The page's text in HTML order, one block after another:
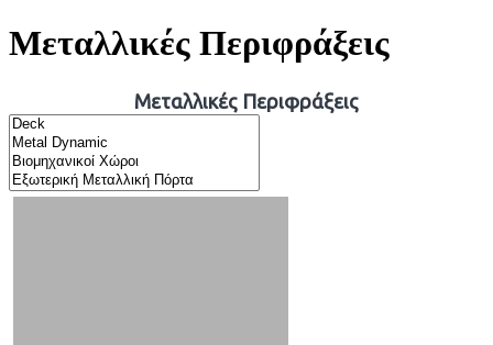
Μεταλλικές Περιφράξεις
Μεταλλικές Περιφράξεις